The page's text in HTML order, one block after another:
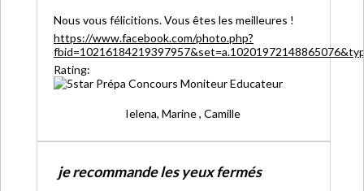
Nous vous félicitions. Vous êtes les meilleures !
https://www.facebook.com/photo.php?
Ielena, Marine , Camille
je recommande les yeux fermés